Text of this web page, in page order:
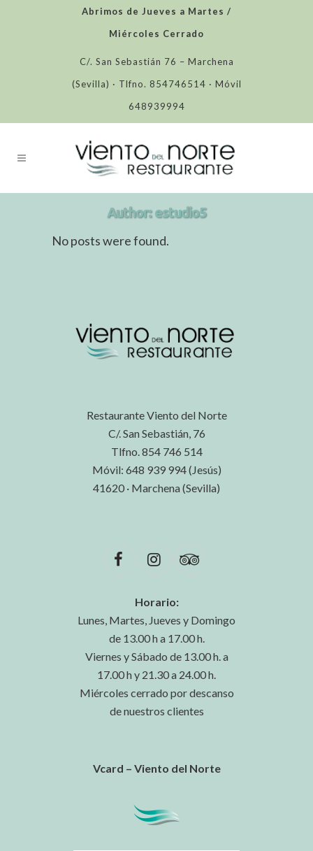
Abrimos de Jueves a Martes /
Miércoles Cerrado
C/. San Sebastián 76 – Marchena
(Sevilla) · Tlfno. 854746514 · Móvil
648939994
Author: estudio5
No posts were found.
Restaurante Viento del Norte
C/. San Sebastián, 76
Tlfno. 854 746 514
Móvil: 648 939 994 (Jesús)
41620 · Marchena (Sevilla)
Horario:
Lunes, Martes, Jueves y Domingo
de 13.00 h a 17.00 h.
Viernes y Sábado de 13.00 h. a
17.00 h y 21.30 a 24.00 h.
Miércoles cerrado por descanso
de nuestros clientes
Vcard – Viento del Norte